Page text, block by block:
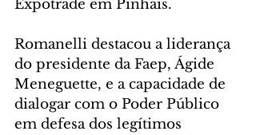
Expotrade em Pinhais.
Romanelli destacou a liderança
do presidente da Faep, Ágide
Meneguette, e a capacidade de
dialogar com o Poder Público
em defesa dos legítimos